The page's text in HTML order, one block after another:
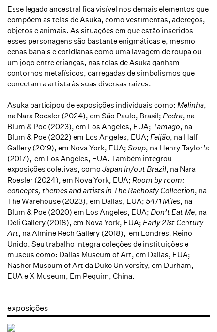
Esse legado ancestral fica visível nos demais elementos que
compõem as telas de Asuka, como vestimentas, adereços,
objetos e animais. As situações em que estão inseridos
esses personagens são bastante enigmáticas e, mesmo
cenas banais e cotidianas como uma lavagem de roupa ou
um jogo entre crianças, nas telas de Asuka ganham
contornos metafísicos, carregadas de simbolismos que
conectam a artista às suas diversas raízes.
Asuka participou deexposições individuais como: Melinha,
na Nara Roesler (2024), em São Paulo, Brasil; Pedra, na
Blum & Poe (2023), em Los Angeles, EUA; Tamago, na
Blum & Poe (2022) em Los Angeles, EUA; Feijão, na Half
Gallery (2019), em Nova York, EUA; Soup, na Henry Taylor’s
(2017), em Los Angeles, EUA. Também integrou
exposições coletivas, como Japan in/out Brazil, na Nara
Roesler (2024), em Nova York, EUA; Room by room:
concepts, themes and artists in The Rachosfy Collection, na
The Warehouse (2023), em Dallas, EUA; 5471 Miles, na
Blum & Poe (2020) em Los Angeles, EUA; Don’t Eat Me, na
Deli Gallery (2018), em Nova York, EUA; Early 21st Century
Art, na Almine Rech Gallery (2018), em Londres, Reino
Unido. Seu trabalho integracoleções de instituições e
museus como: Dallas Museum of Art, em Dallas, EUA;
Nasher Museum of Art da Duke University, em Durham,
EUA e X Museum, Em Pequim, China.
exposições